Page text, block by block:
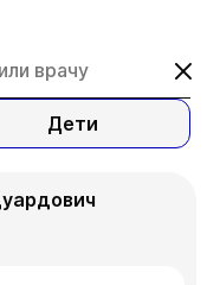
Дети